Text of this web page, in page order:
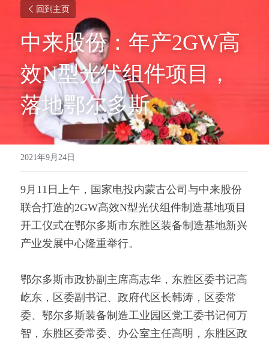
回到主页
中来股份：年产2GW高
效N型光伏组件项目，
落地鄂尔多斯
2021年9月24日
9月11日上午，国家电投内蒙古公司与中来股份
联合打造的2GW高效N型光伏组件制造基地项目
开工仪式在鄂尔多斯市东胜区装备制造基地新兴
产业发展中心隆重举行。
鄂尔多斯市政协副主席高志华，东胜区委书记高
屹东，区委副书记、政府代区长韩涛，区委常
委、鄂尔多斯装备制造工业园区党工委书记何万
智，东胜区委常委、办公室主任高明，东胜区政